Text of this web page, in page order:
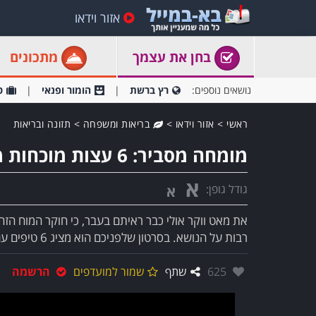
אזור וידאו
בחן את עצמך מתכונים
נושאים נוספים: רץ ברשת הומור ופנאי
ראשי > אזור וידאו > בריאות ומשפחה > תזונה ובריאות
מומחה מסביר: 6 עצות מוכחות מדעית לשינה טובה יותר
גודל גופן: א א
את מאט ווקר אולי כבר ראיתם בעבר, כי חוקר המוח
רבות על הנושא. בסרטון שלפניכם הוא מציג 6 טיפים עם השפעה ..
אהבו:
625 שתף שמור למועדפים הרשמה